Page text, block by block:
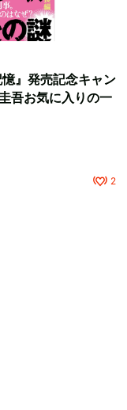
』発売記念キャン
吾お気に入りの一
2